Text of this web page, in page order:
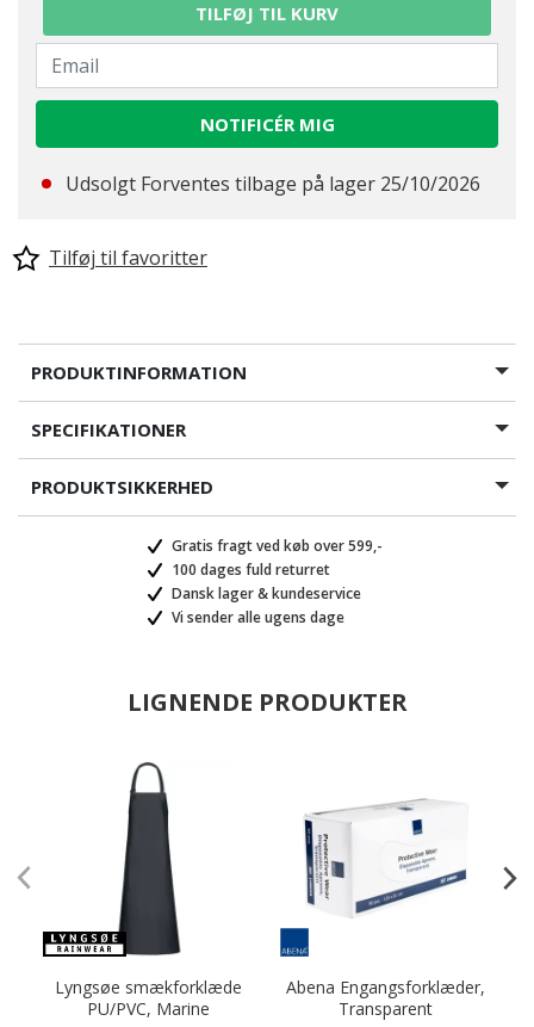
TILFØJ TIL KURV
NOTIFICÉR MIG
Udsolgt Forventes tilbage på lager 25/10/2026
Tilføj til favoritter
PRODUKTINFORMATION
SPECIFIKATIONER
PRODUKTSIKKERHED
Gratis fragt ved køb over 599,-
100 dages fuld returret
Dansk lager & kundeservice
Vi sender alle ugens dage
LIGNENDE PRODUKTER
Lyngsøe smækforklæde
PU/PVC, Marine
Abena Engangsforklæder,
Transparent